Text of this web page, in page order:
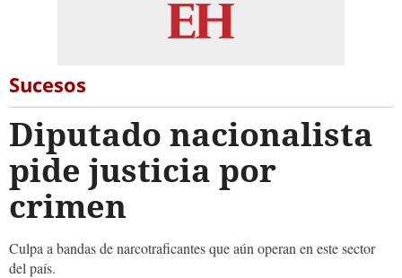
Sucesos
Diputado nacionalista
pide justicia por
crimen
Culpa a bandas de narcotraficantes que aún operan en este sector
del país.